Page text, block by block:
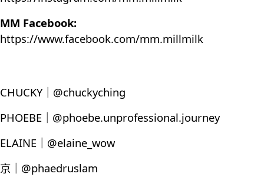
MM Facebook:
https://www.facebook.com/mm.millmilk
CHUCKY｜@chuckyching
PHOEBE｜@phoebe.unprofessional.journey
ELAINE｜@elaine_wow
京｜@phaedruslam